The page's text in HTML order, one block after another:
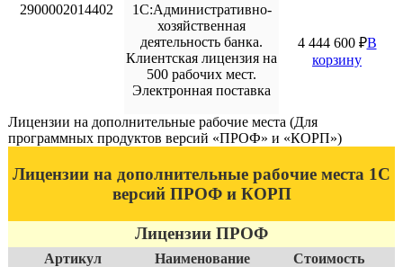
2900002014402
1С:Административно-
хозяйственная
деятельность банка.
Клиентская лицензия на
500 рабочих мест.
Электронная поставка
4 444 600 ₽В
корзину
Лицензии на дополнительные рабочие места (Для
программных продуктов версий «ПРОФ» и «КОРП»)
Лицензии на дополнительные рабочие места 1С
версий ПРОФ и КОРП
Лицензии ПРОФ
Артикул Наименование Стоимость